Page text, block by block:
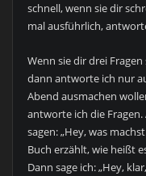
schnell, wenn sie dir
mal ausführlich,
Wenn sie dir drei
dann antworte ich nur
Abend ausmachen
antworte ich die
sagen: „Hey, was
Buch erzählt, wie heißt
Dann sage ich: „Hey,